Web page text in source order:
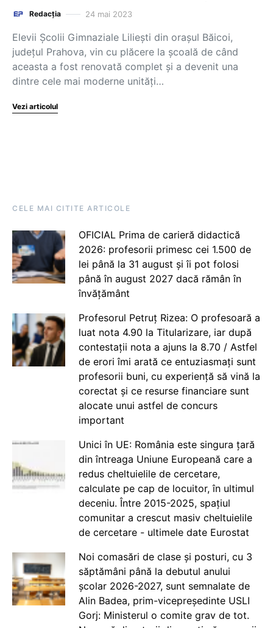
Redacția 24 mai 2023
Elevii Școlii Gimnaziale Liliești din orașul Băicoi,
județul Prahova, vin cu plăcere la școală de când
aceasta a fost renovată complet și a devenit una
dintre cele mai moderne unități…
Vezi articolul
CELE MAI CITITE ARTICOLE
OFICIAL Prima de carieră didactică
2026: profesorii primesc cei 1.500 de
lei până la 31 august și îi pot folosi
până în august 2027 dacă rămân în
învățământ
Profesorul Petruț Rizea: O profesoară a
luat nota 4.90 la Titularizare, iar după
contestații nota a ajuns la 8.70 / Astfel
de erori îmi arată ce entuziasmați sunt
profesorii buni, cu experiență să vină la
corectat și ce resurse financiare sunt
alocate unui astfel de concurs
important
Unici în UE: România este singura țară
din întreaga Uniune Europeană care a
redus cheltuielile de cercetare,
calculate pe cap de locuitor, în ultimul
deceniu. Între 2015-2025, spațiul
comunitar a crescut masiv cheltuielile
de cercetare - ultimele date Eurostat
Noi comasări de clase și posturi, cu 3
săptămâni până la debutul anului
școlar 2026-2027, sunt semnalate de
Alin Badea, prim-vicepreședinte USLI
Gorj: Ministerul o comite grav de tot.